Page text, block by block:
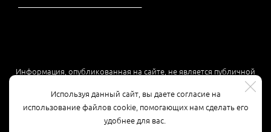
Используя данный сайт, вы даете согласие на
использование файлов cookie, помогающих нам сделать его
удобнее для вас.
Информация, опубликованная на сайте, не является публичной
офертой или рекламой, а носит информационный характер и
может быть изменена по усмотрению компании.